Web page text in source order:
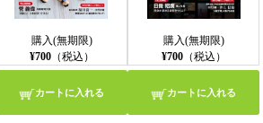
購入(無期限)
¥700（税込）
カートに入れる
購入(無期限)
¥700（税込）
カートに入れる